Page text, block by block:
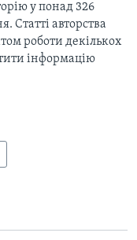
у понад 326
Статті авторства
роботи декількох
інформацію